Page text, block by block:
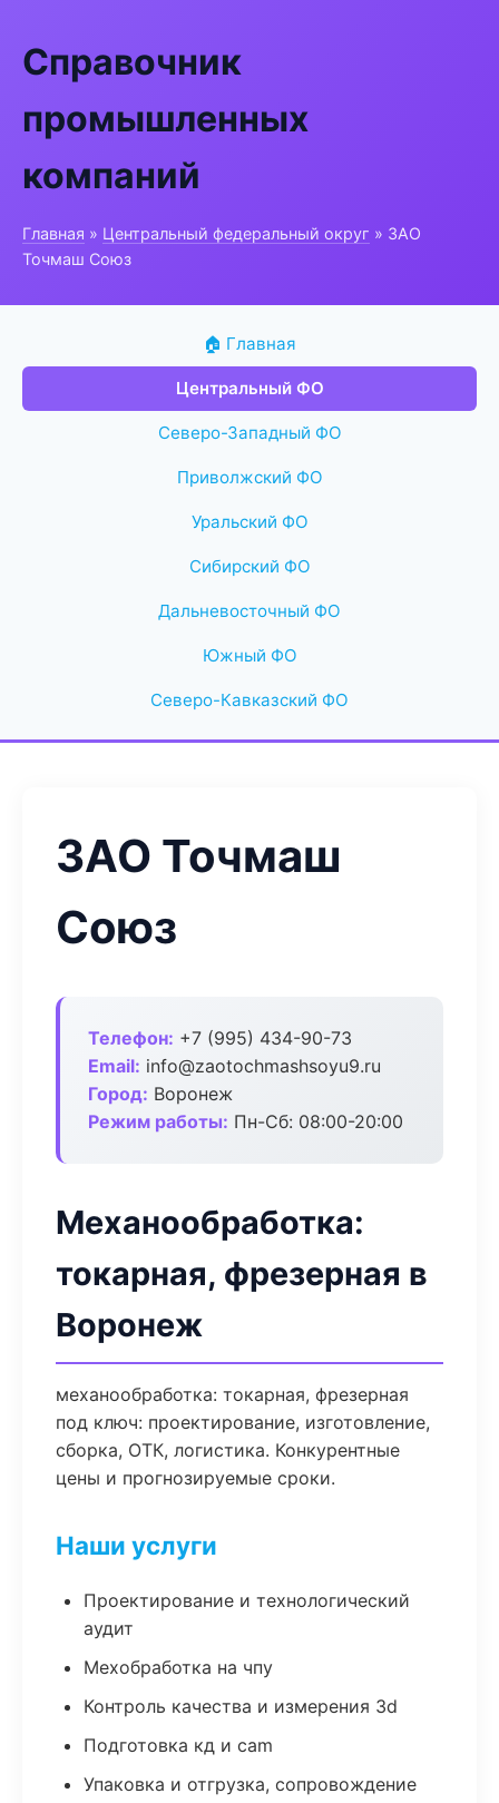
Справочник
промышленных
компаний
Главная » Центральный федеральный округ » ЗАО
Точмаш Союз
🏠 Главная
Центральный ФО
Северо-Западный ФО
Приволжский ФО
Уральский ФО
Сибирский ФО
Дальневосточный ФО
Южный ФО
Северо-Кавказский ФО
ЗАО Точмаш
Союз
Телефон: +7 (995) 434-90-73
Email: info@zaotochmashsoyu9.ru
Город: Воронеж
Режим работы: Пн-Сб: 08:00-20:00
Механообработка:
токарная, фрезерная в
Воронеж
механообработка: токарная, фрезерная
под ключ: проектирование, изготовление,
сборка, ОТК, логистика. Конкурентные
цены и прогнозируемые сроки.
Наши услуги
Проектирование и технологический
аудит
Мехобработка на чпу
Контроль качества и измерения 3d
Подготовка кд и cam
Упаковка и отгрузка, сопровождение